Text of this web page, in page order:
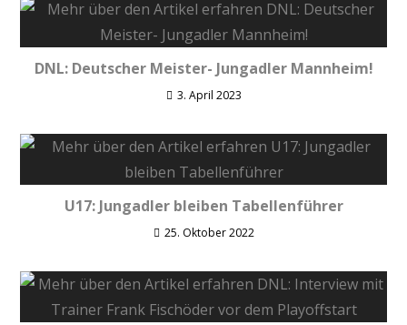
DNL: Deutscher Meister- Jungadler Mannheim!
3. April 2023
U17: Jungadler bleiben Tabellenführer
25. Oktober 2022